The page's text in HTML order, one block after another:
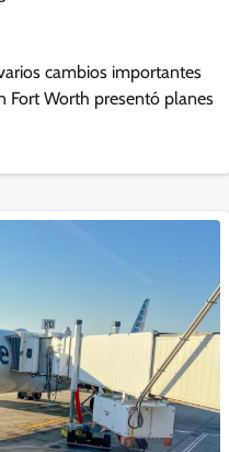
cambios importantes
Fort Worth presentó planes